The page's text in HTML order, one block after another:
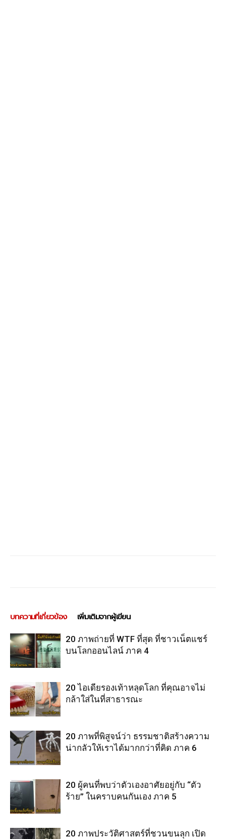
บทความที่เกี่ยวข้อง เพิ่มเติมจากผู้เขียน
20 ภาพถ่ายที่ WTF ที่สุด ที่ชาวเน็ตแชร์
บนโลกออนไลน์ ภาค 4
20 ไอเดียรองเท้าหลุดโลก ที่คุณอาจไม่
กล้าใส่ในที่สาธารณะ
20 ภาพที่พิสูจน์ว่า ธรรมชาติสร้างความ
น่ากลัวให้เราได้มากกว่าที่คิด ภาค 6
20 ผู้คนที่พบว่าตัวเองอาศัยอยู่กับ “ตัว
ร้าย” ในคราบคนกันเอง ภาค 5
20 ภาพประวัติศาสตร์ที่ชวนขนลุก เปิด